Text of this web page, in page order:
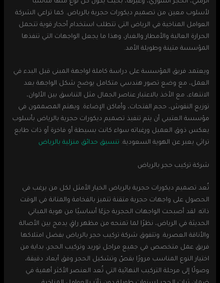
لأسلوب معين من تصميم ديكورات حجرية بالرياض. كما تراعي الشركة
العوامل المناخية في الرياض التي تتطلب استخدام أحجار قوية تتحمل
الحرارة العالية والأمطار والغبار، وهذا ما يجعل الواجهات التي تنفذها
المؤسسة متينة وطويلة الأمد.
ويعتمد فريق المؤسسة على دراسة كاملة لواجهة المبنى قبل البدء في
العمل، مع وضع تصور هندسي متكامل يوضح شكل الواجهة بعد
الانتهاء، مع الأخذ بالاعتبار عناصر الجمال مثل التناسق بين الألوان،
توزيع النقوش، حجم الفتحات، وأماكن الإضاءة. ويهتم المصممون في
مؤسسة العتيبي أن يتم تنفيذ تصميم ديكورات حجرية بالرياض بأسلوب
يعكس ذوق العميل ورغباته سواء كانت بسيطة أو فاخرة أو ذات طابع
تراثي يعبر عن الهوية السعودية. تنسيق حدائق منزلية بالرياض
شركة تركيب حجر بالرياض
تُعد تصميم ديكورات حجرية بالرياض الخيار الأمثل لكل من يرغب في
الحصول على واجهات حجرية متقنة تتميز بالفخامة والمتانة في الوقت
ذاته. لقد أصبحت الواجهات الحجرية جزءًا أساسيًا من هوية المباني
الحديثة في الرياض، نظرًا لما تمنحه من مظهر راقٍ يدمج بين الأصالة
والأناقة العصرية. وتتفوق شركة تركيب حجر بالرياض بفضل امتلاكها
فريق عمل متخصص في جميع مراحل توريد وتركيب الحجر، بداية من
اختيار النوع المناسب مرورًا بقصّ وتشكيل الحجر وفق أبعاد دقيقة،
وصولًا إلى مرحلة التركيب النهائية التي تُعد العنصر الأكثر أهمية في